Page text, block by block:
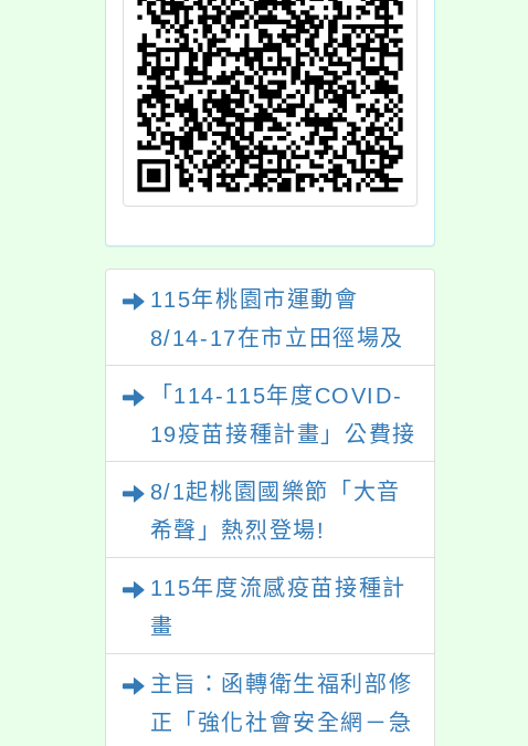
115年桃園市運動會
8/14-17在市立田徑場及
「114-115年度COVID-
19疫苗接種計畫」公費接
日止
8/1起桃園國樂節「大音
希聲」熱烈登場!
115年度流感疫苗接種計
畫
主旨：函轉衛生福利部修
正「強化社會安全網－急